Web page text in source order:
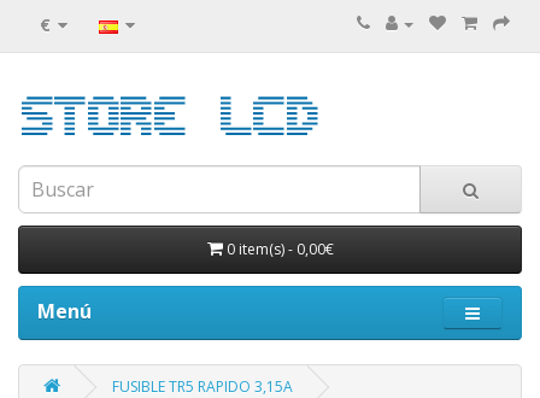
€
0 item(s)- 0,00€
Menú
FUSIBLE TR5 RAPIDO 3,15A